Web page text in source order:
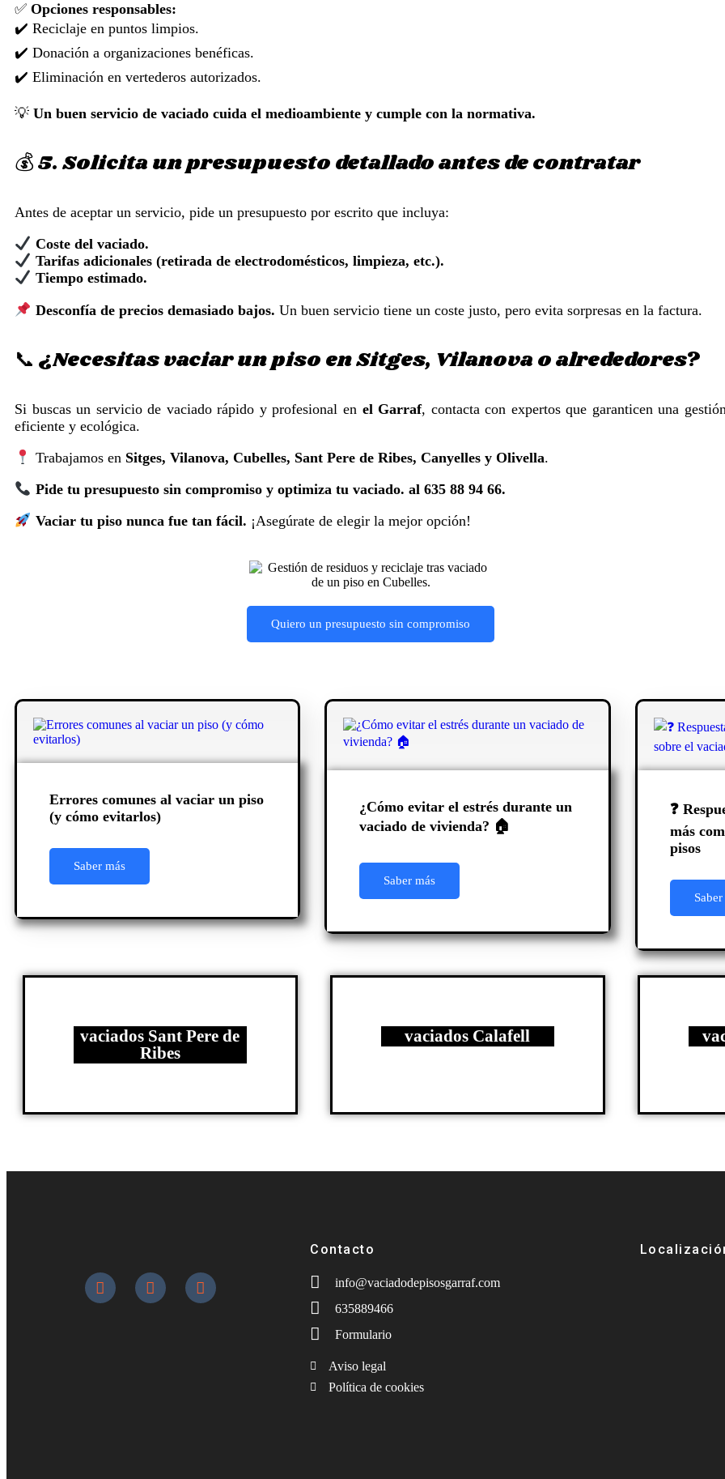
✅ Opciones responsables:
✔️ Reciclaje en puntos limpios.
✔️ Donación a organizaciones benéficas.
✔️ Eliminación en vertederos autorizados.
💡 Un buen servicio de vaciado cuida el medioambiente y cumple con la normativa.
💰 5. Solicita un presupuesto detallado antes de contratar
Antes de aceptar un servicio, pide un presupuesto por escrito que incluya:
Coste del vaciado.
Tarifas adicionales (retirada de electrodomésticos, limpieza, etc.).
Tiempo estimado.
Desconfía de precios demasiado bajos. Un buen servicio tiene un coste justo, pero evita sorpresas en la factura.
📞 ¿Necesitas vaciar un piso en Sitges, Vilanova o alrededores?
Si buscas un servicio de vaciado rápido y profesional en el Garraf, contacta con expertos que garanticen una
eficiente y ecológica.
Trabajamos en Sitges, Vilanova, Cubelles, Sant Pere de Ribes, Canyelles y Olivella.
Pide tu presupuesto sin compromiso y optimiza tu vaciado. al 635 88 94 66.
Vaciar tu piso nunca fue tan fácil. ¡Asegúrate de elegir la mejor opción!
Quiero un presupuesto sin compromiso
Errores comunes al vaciar un piso
(y cómo evitarlos)
Saber más
¿Cómo evitar el estrés durante un
vaciado de vivienda? 🏠
Saber más
❓
más
pisos
vaciados Sant Pere de
Ribes
vaciados Calafell
Contacto
info@vaciadodepisosgarraf.com
635889466
Formulario
Aviso legal
Política de cookies